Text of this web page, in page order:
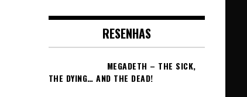
RESENHAS
MEGADETH – THE SICK,
THE DYING… AND THE DEAD!